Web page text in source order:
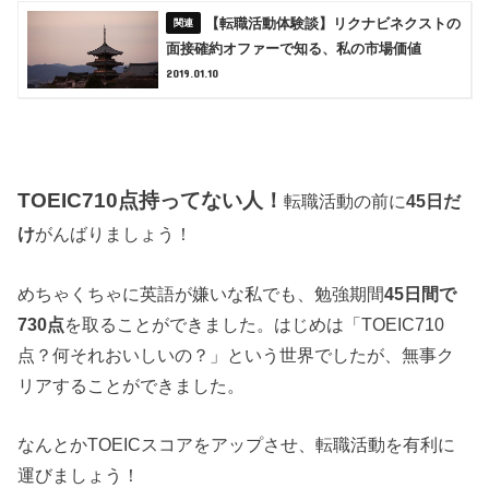
【転職活動体験談】リクナビネクストの
面接確約オファーで知る、私の市場価値
2019.01.10
TOEIC710点持ってない人！転職活動の前に45日だ
けがんばりましょう！
めちゃくちゃに英語が嫌いな私でも、勉強期間45日間で
730点を取ることができました。はじめは「TOEIC710
点？何それおいしいの？」という世界でしたが、無事ク
リアすることができました。
なんとかTOEICスコアをアップさせ、転職活動を有利に
運びましょう！